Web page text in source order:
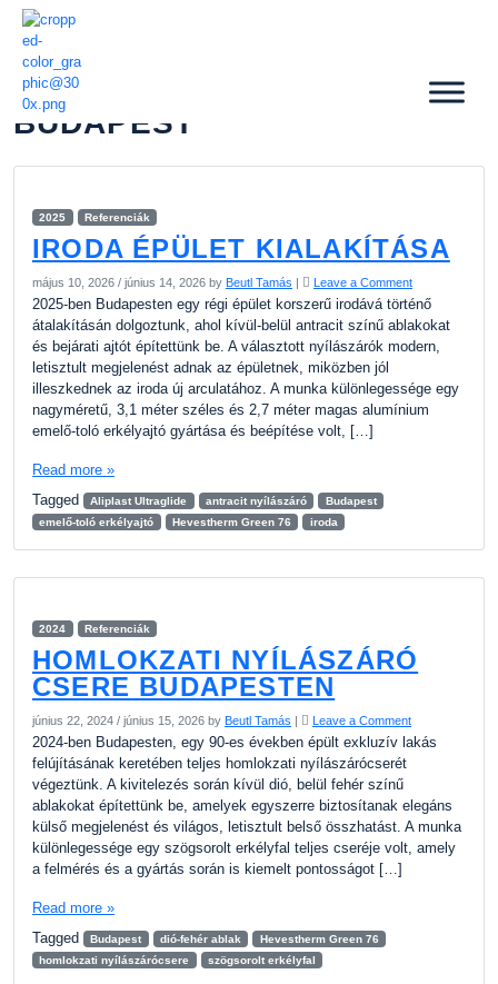
BUDAPEST
2025 Referenciák
IRODA ÉPÜLET KIALAKÍTÁSA
május 10, 2026 / június 14, 2026 by Beutl Tamás | Leave a Comment
2025-ben Budapesten egy régi épület korszerű irodává történő
átalakításán dolgoztunk, ahol kívül-belül antracit színű ablakokat
és bejárati ajtót építettünk be. A választott nyílászárók modern,
letisztult megjelenést adnak az épületnek, miközben jól
illeszkednek az iroda új arculatához. A munka különlegessége egy
nagyméretű, 3,1 méter széles és 2,7 méter magas alumínium
emelő-toló erkélyajtó gyártása és beépítése volt, […]
Read more »
Tagged
Aliplast Ultraglide antracit nyílászáró
Budapest
emelő-toló erkélyajtó
Hevestherm Green 76 iroda
2024 Referenciák
HOMLOKZATI NYÍLÁSZÁRÓ
CSERE BUDAPESTEN
június 22, 2024 / június 15, 2026 by Beutl Tamás | Leave a Comment
2024-ben Budapesten, egy 90-es években épült exkluzív lakás
felújításának keretében teljes homlokzati nyílászárócserét
végeztünk. A kivitelezés során kívül dió, belül fehér színű
ablakokat építettünk be, amelyek egyszerre biztosítanak elegáns
külső megjelenést és világos, letisztult belső összhatást. A munka
különlegessége egy szögsorolt erkélyfal teljes cseréje volt, amely
a felmérés és a gyártás során is kiemelt pontosságot […]
Read more »
Tagged
Budapest dió-fehér ablak
Hevestherm Green 76
homlokzati nyílászárócsere
szögsorolt erkélyfal